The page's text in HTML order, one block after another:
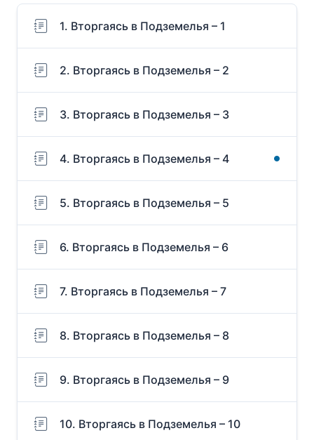
1. Вторгаясь в Подземелья – 1
2. Вторгаясь в Подземелья – 2
3. Вторгаясь в Подземелья – 3
4. Вторгаясь в Подземелья – 4
5. Вторгаясь в Подземелья – 5
6. Вторгаясь в Подземелья – 6
7. Вторгаясь в Подземелья – 7
8. Вторгаясь в Подземелья – 8
9. Вторгаясь в Подземелья – 9
10. Вторгаясь в Подземелья – 10